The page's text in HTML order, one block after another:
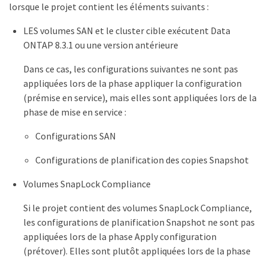
lorsque le projet contient les éléments suivants :
LES volumes SAN et le cluster cible exécutent Data
ONTAP 8.3.1 ou une version antérieure
Dans ce cas, les configurations suivantes ne sont pas
appliquées lors de la phase appliquer la configuration
(prémise en service), mais elles sont appliquées lors de la
phase de mise en service :
Configurations SAN
Configurations de planification des copies Snapshot
Volumes SnapLock Compliance
Si le projet contient des volumes SnapLock Compliance,
les configurations de planification Snapshot ne sont pas
appliquées lors de la phase Apply configuration
(prétover). Elles sont plutôt appliquées lors de la phase